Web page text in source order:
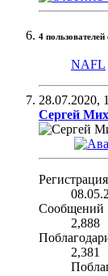
4
NAFL
28.07.2020,
Сергей
Регистрация
Сообщений
2,888
2,381